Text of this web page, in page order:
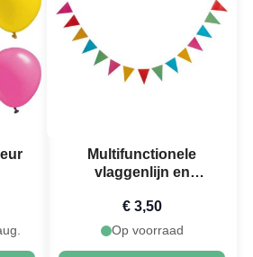
Multifunctionele
vlaggenlijn en
€ 3,50
Op voorraad